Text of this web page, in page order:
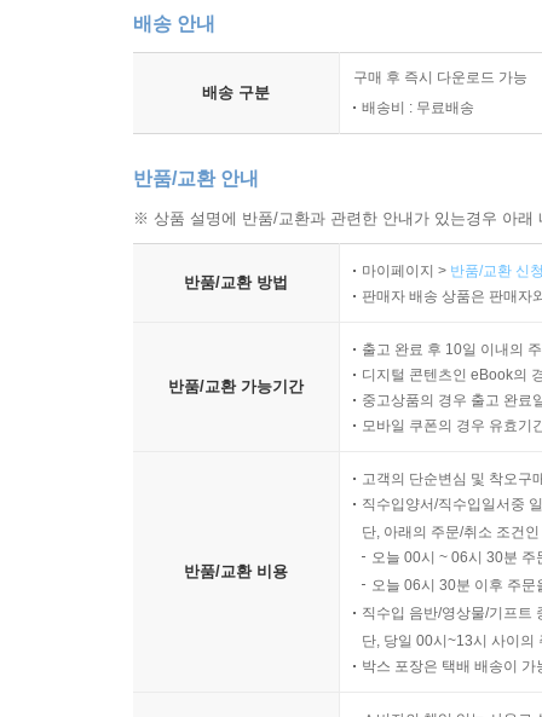
배송 안내
배송 구분
구매 후 즉시 다운로드 가능
배송비 : 무료배송
반품/교환 안내
※ 상품 설명에 반품/교환과 관련한 안내가 있는경우 아
반품/교환 방법
마이페이지 > 반품/교환 신
판매자 배송 상품은 판매자
반품/교환 가능기간
출고 완료 후 10일 이내의
디지털 콘텐츠인 eBook의
중고상품의 경우 출고 완료
모바일 쿠폰의 경우 유효기
반품/교환 비용
고객의 단순변심 및 착오구
직수입양서/직수입일서중
단, 아래의 주문/취소 조건
오늘 00시 ~ 06시 30분
오늘 06시 30분 이후 주
직수입 음반/영상물/기프트
단, 당일 00시~13시 사이의
박스 포장은 택배 배송이